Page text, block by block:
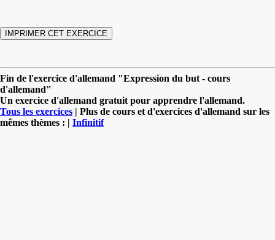
Fin de l'exercice d'allemand "Expression du but - cours
d'allemand"
Un exercice d'allemand gratuit pour apprendre l'allemand.
Tous les exercices | Plus de cours et d'exercices d'allemand sur les
mêmes thèmes : | Infinitif